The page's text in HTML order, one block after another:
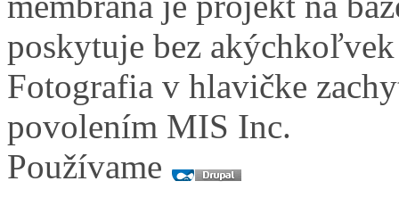
poskytuje bez
Fotografia v hlavičke
povolením MIS Inc.
Používame